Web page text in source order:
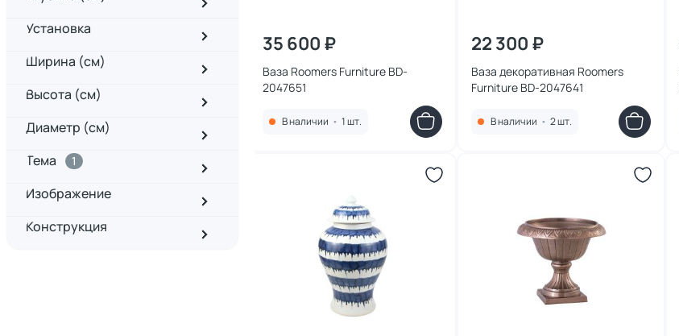
Установка
Ширина (см)
Высота (см)
Диаметр (см)
Тема
1
Изображение
Конструкция
35 600 ₽
Ваза Roomers Furniture BD-
2047651
В наличии • 1 шт.
22 300 ₽
Ваза декоративная Roomers
Furniture BD-2047641
В наличии • 2 шт.